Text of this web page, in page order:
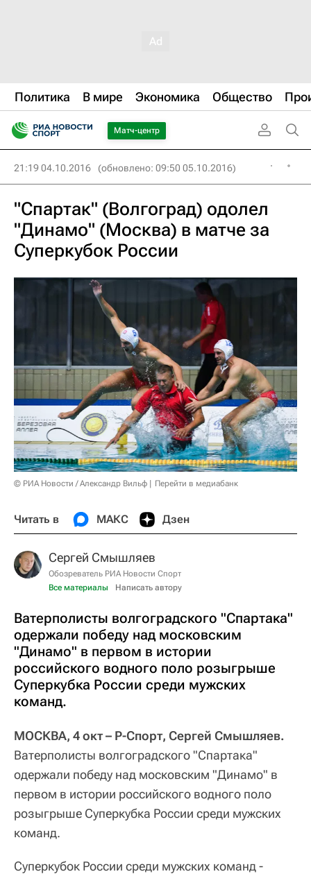
Политика В мире Экономика Общество
Матч-центр
21:19 04.10.2016 (обновлено: 09:50 05.10.2016)
"Спартак" (Волгоград) одолел
"Динамо" (Москва) в матче за
Суперкубок России
© РИА Новости / Александр Вильф Перейти в медиабанк
Читать в МАКС Дзен
Сергей Смышляев
Обозреватель РИА Новости Спорт
Все материалы
Написать автору
Ватерполисты волгоградского "Спартака"
одержали победу над московским
"Динамо" в первом в истории
российского водного поло розыгрыше
Суперкубка России среди мужских
команд.
МОСКВА, 4 окт – Р-Спорт, Сергей Смышляев.
Ватерполисты волгоградского "Спартака"
одержали победу над московским "Динамо" в
первом в истории российского водного поло
розыгрыше Суперкубка России среди мужских
команд.
Суперкубок России среди мужских команд -